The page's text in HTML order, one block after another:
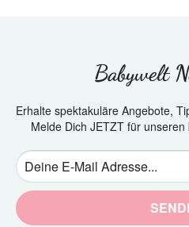
Babywelt
Erhalte spektakuläre Angebote,
Melde Dich JETZT für